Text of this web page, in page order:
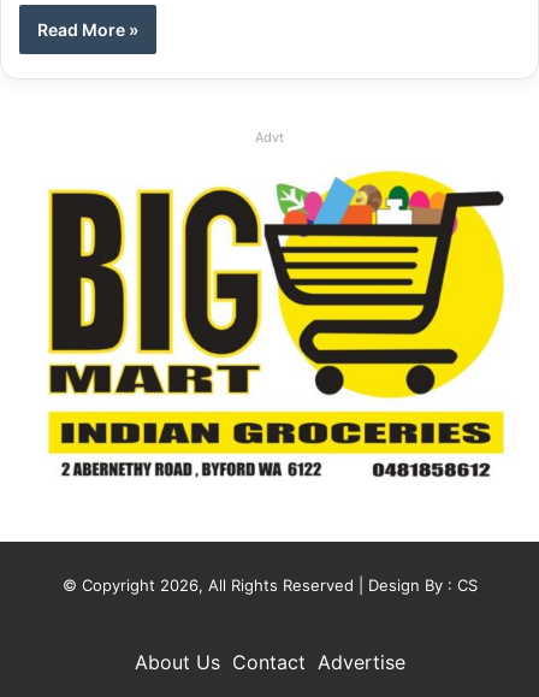
Read More »
Advt
© Copyright 2026, All Rights Reserved | Design By : CS
About Us Contact Advertise